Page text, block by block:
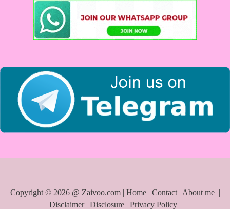
Copyright © 2026 @ Zaivoo.com | Home| Contact| About me |
Disclaimer| Disclosure | Privacy Policy |